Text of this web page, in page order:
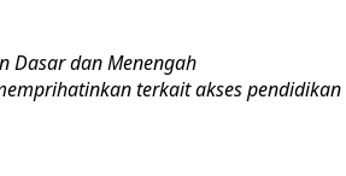
Dasar dan Menengah
terkait akses pendidikan